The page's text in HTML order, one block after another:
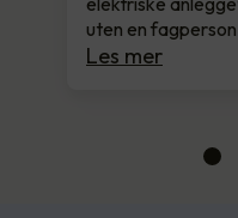
uten en
Les mer